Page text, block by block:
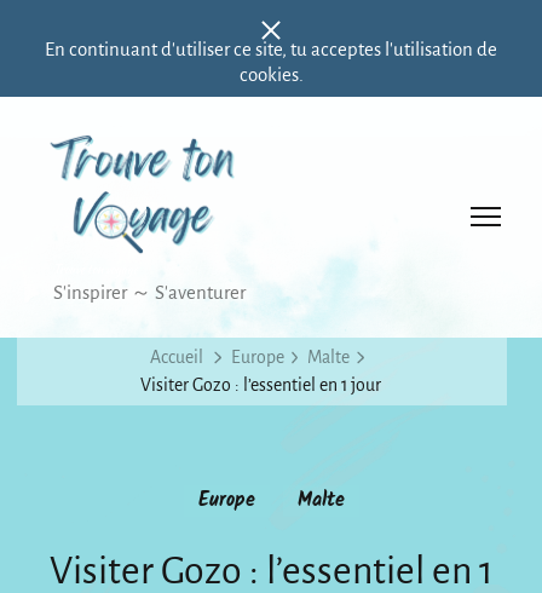
En continuant d'utiliser ce site, tu acceptes l'utilisation de
cookies.
S'inspirer ～ S'aventurer
Accueil Europe
Malte
Visiter Gozo : l’essentiel en 1 jour
Europe Malte
Visiter Gozo : l’essentiel en 1